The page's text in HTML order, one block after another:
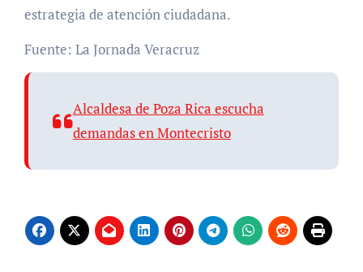
estrategia de atención ciudadana.
Fuente: La Jornada Veracruz
Alcaldesa de Poza Rica escucha
demandas en Montecristo